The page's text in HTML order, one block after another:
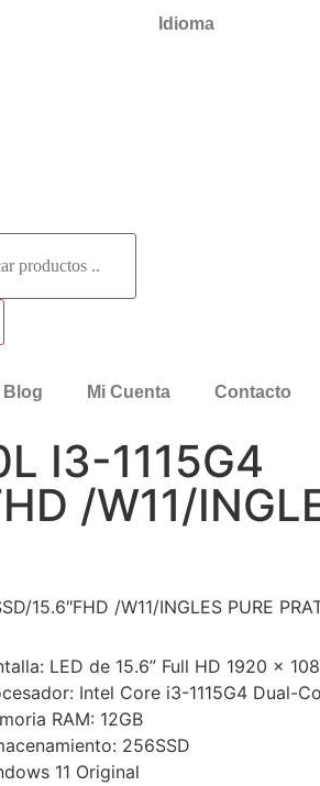
Idioma
Blog Mi Cuenta Contacto
I3-1115G4
/W11/
15.6″FHD /W11/INGLES PURE
LED de 15.6” Full HD 1920 x
Intel Core i3-1115G4 Dual-
RAM: 12GB
256SSD
11 Original